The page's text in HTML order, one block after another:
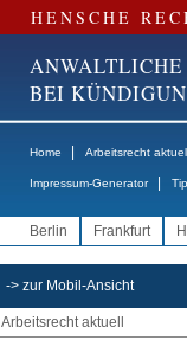
HENSCHE
ANWALTLICHE
BEI
Home Arbeitsrecht
Impressum-Generator
Berlin Frankfurt
-> zur Mobil-Ansicht
Arbeitsrecht aktuell